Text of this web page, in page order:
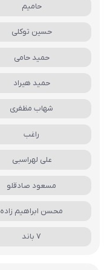
حامیم
حسین توکلی
حمید حامی
حمید هیراد
شهاب مظفری
راغب
علی لهراسبی
مسعود صادقلو
محسن ابراهیم زاده
7 باند